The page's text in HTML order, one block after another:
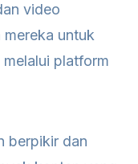
video
mereka untuk
platform
berpikir dan